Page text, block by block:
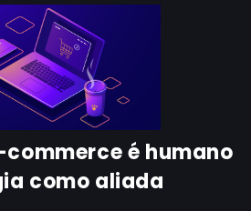
é humano
como aliada